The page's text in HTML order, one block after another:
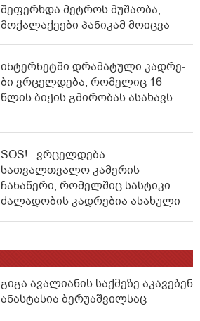
შეფერხდა მეტროს მუშაობა,
მოქალაქეები პანიკამ მოიცვა
ინ­ტერ­ნეტ­ში დრა­მა­ტუ­ლი კად­რე­
ბი ვრცელდება, რომელიც 16
წლის ბიჭის გმირობას ასახავს
SOS! - ვრცელდება
სათვალთვალო კამერის
ჩანაწერი, რომელშიც სასტიკი
ძალადობის კადრებია ასახული
გიგა ავალიანის საქმეზე აკავებენ
ანასტასია ბერუაშვილსაც